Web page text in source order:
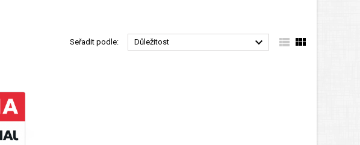
Seřadit podle: Důležitost   